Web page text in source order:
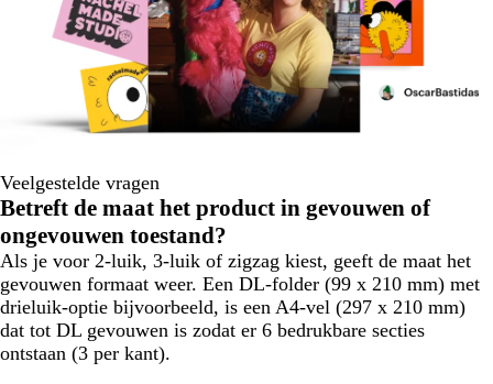
Veelgestelde vragen
Betreft de maat het product in gevouwen of
ongevouwen toestand?
Als je voor 2-luik, 3-luik of zigzag kiest, geeft de maat het
gevouwen formaat weer. Een DL-folder (99 x 210 mm) met
drieluik-optie bijvoorbeeld, is een A4-vel (297 x 210 mm)
dat tot DL gevouwen is zodat er 6 bedrukbare secties
ontstaan (3 per kant).